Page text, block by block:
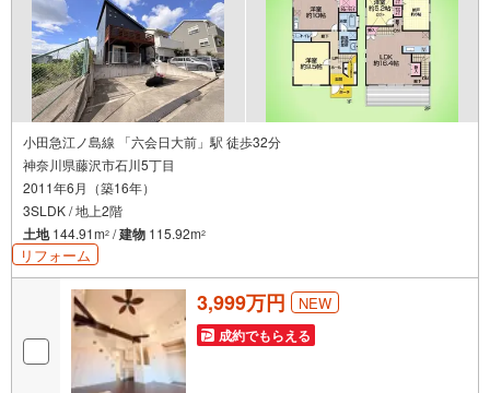
小田急江ノ島線 「六会日大前」駅 徒歩32分
神奈川県藤沢市石川5丁目
2011年6月（築16年）
3SLDK / 地上2階
土地144.91m2 /建物 115.92m2
リフォーム
3,999万円 NEW
成約でもらえる